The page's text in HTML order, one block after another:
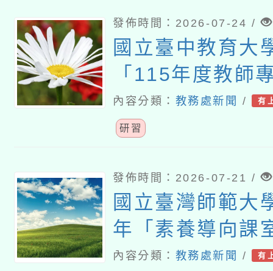
發佈時間：2026-07-24 /
國立臺中教育大
「115年度教師
習—「夢的N次
論壇（中區臺中
內容分類： 教務處新聞 / 有
研習
發佈時間：2026-07-21 /
國立臺灣師範大
年「素養導向課
建置暨推廣計畫
內容分類： 教務處新聞 / 有